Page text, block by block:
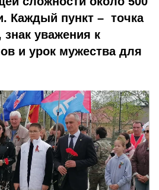
Каждый пункт – точка
знак уважения к
и урок мужества для